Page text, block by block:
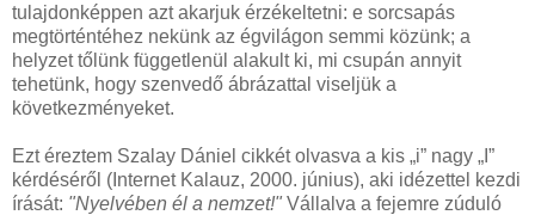
tulajdonképpen azt akarjuk érzékeltetni: e sorcsapás
megtörténtéhez nekünk az égvilágon semmi közünk; a
helyzet tőlünk függetlenül alakult ki, mi csupán annyit
tehetünk, hogy szenvedő ábrázattal viseljük a
következményeket.
Ezt éreztem Szalay Dániel cikkét olvasva a kis „i” nagy „I”
kérdéséről (Internet Kalauz, 2000. június), aki idézettel kezdi
írását: "Nyelvében él a nemzet!" Vállalva a fejemre zúduló